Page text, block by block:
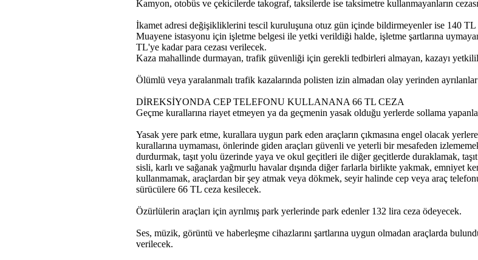
Kamyon, otobüs ve çekicilerde takograf, taksilerde ise taksimetre kullanmayanların
İkamet adresi değişikliklerini tescil kuruluşuna otuz gün içinde bildirmeyenler ise 140 TL
Muayene istasyonu için işletme belgesi ile yetki verildiği halde, işletme şartlarına
TL'ye kadar para cezası verilecek.
Kaza mahallinde durmayan, trafik güvenliği için gerekli tedbirleri almayan, kazayı
Ölümlü veya yaralanmalı trafik kazalarında polisten izin almadan olay yerinden
DİREKSİYONDA CEP TELEFONU KULLANANA 66 TL CEZA
Geçme kurallarına riayet etmeyen ya da geçmenin yasak olduğu yerlerde sollama
Yasak yere park etme, kurallara uygun park eden araçların çıkmasına engel olacak
kurallarına uymaması, önlerinde giden araçları güvenli ve yeterli bir mesafeden
durdurmak, taşıt yolu üzerinde yaya ve okul geçitleri ile diğer geçitlerde duraklamak,
sisli, karlı ve sağanak yağmurlu havalar dışında diğer farlarla birlikte yakmak, emniyet
kullanmamak, araçlardan bir şey atmak veya dökmek, seyir halinde cep veya araç
sürücülere 66 TL ceza kesilecek.
Özürlülerin araçları için ayrılmış park yerlerinde park edenler 132 lira ceza ödeyecek.
Ses, müzik, görüntü ve haberleşme cihazlarını şartlarına uygun olmadan araçlarda
verilecek.